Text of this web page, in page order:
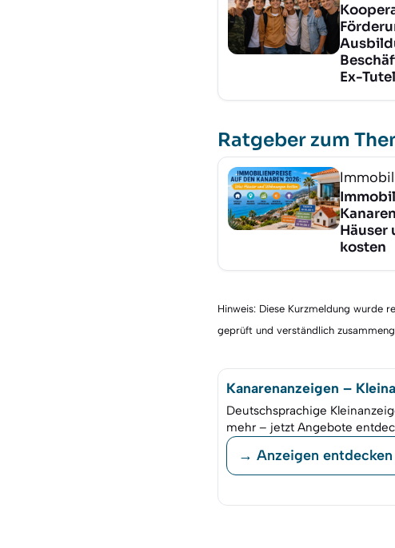
Ex-
Ratgeber zum
Häuser
kosten
Hinweis: Diese Kurzmeldung wurde
geprüft und verständlich
Kanarenanzeigen –
Deutschsprachige
mehr – jetzt Angebote
→ Anzeigen entdecken